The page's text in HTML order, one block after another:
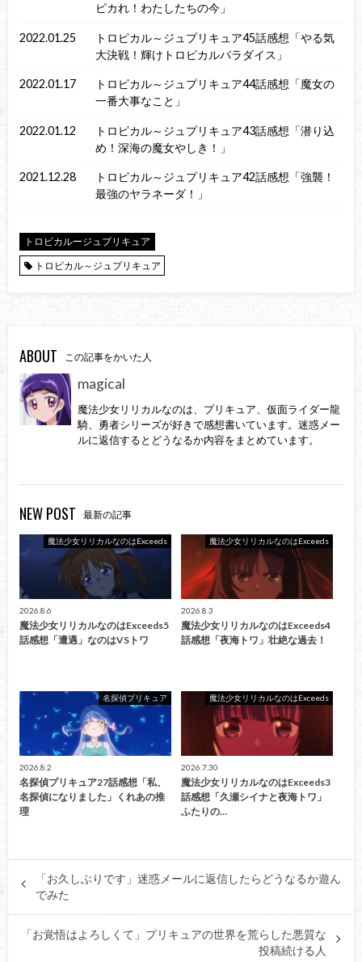
ピカれ！わたしたちの今」
2022.01.25
トロピカル～ジュプリキュア45話感想「やる気
大決戦！輝けトロピカルパラダイス」
2022.01.17
トロピカル～ジュプリキュア44話感想「魔女の
一番大事なこと」
2022.01.12
トロピカル～ジュプリキュア43話感想「潜り込
め！深海の魔女やしき！」
2021.12.28
トロピカル～ジュプリキュア42話感想「強襲！
最強のヤラネーダ！」
トロピカルージュプリキュア
トロピカル～ジュプリキュア
ABOUT この記事をかいた人
magical
魔法少女リリカルなのは、プリキュア、仮面ライダー龍
騎、勇者シリーズが好きで感想書いています。迷惑メー
ルに返信するとどうなるか内容をまとめています。
NEW POST 最新の記事
魔法少女リリカルなのはExceeds
2026.8.6
魔法少女リリカルなのはExceeds5
話感想「遭遇」なのはVSトワ
魔法少女リリカルなのはExceeds
2026.8.3
魔法少女リリカルなのはExceeds4
話感想「夜海トワ」壮絶な過去！
名探偵プリキュア
2026.8.2
名探偵プリキュア27話感想「私、
名探偵になりました」くれあの推
理
魔法少女リリカルなのはExceeds
2026.7.30
魔法少女リリカルなのはExceeds3
話感想「久瀬シイナと夜海トワ」
ふたりの…
「お久しぶりです」迷惑メールに返信したらどうなるか遊ん
でみた
「お覚悟はよろしくて」プリキュアの世界を荒らした悪質な
投稿続ける人